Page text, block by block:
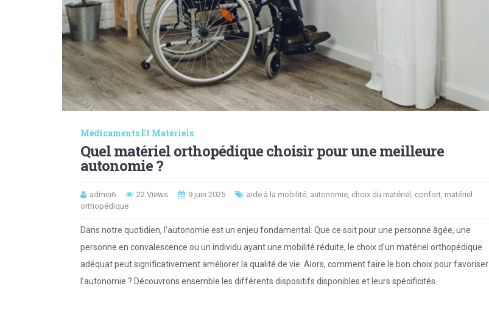
Médicaments Et Matériels
Quel matériel orthopédique choisir pour une meilleure
autonomie ?
admin6 22 Views 9 juin 2025 aide à la mobilité, autonomie, choix du matériel , confort, matériel
orthopédique
Dans notre quotidien, l’autonomie est un enjeu fondamental. Que ce soit pour une personne âgée, une
personne en convalescence ou un individu ayant une mobilité réduite, le choix d’un matériel orthopédique
adéquat peut significativement améliorer la qualité de vie. Alors, comment faire le bon choix pour favoriser
l’autonomie ? Découvrons ensemble les différents dispositifs disponibles et leurs spécificités.